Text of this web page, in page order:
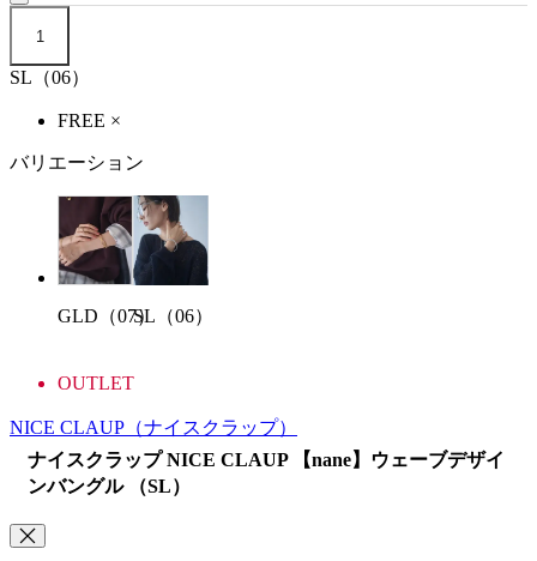
1
SL（06）
FREE ×
バリエーション
GLD（07）SL（06）
OUTLET
NICE CLAUP （ナイスクラップ）
ナイスクラップ NICE CLAUP 【nane】ウェーブデザイ
ンバングル （SL）